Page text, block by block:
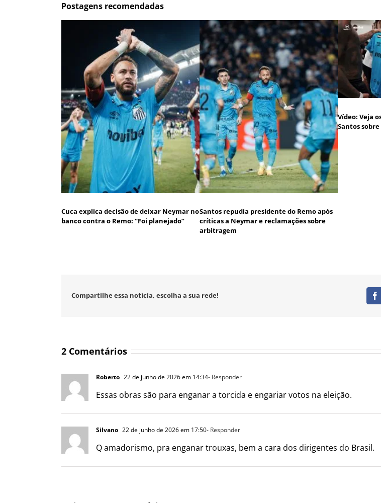
Postagens recomendadas
Cuca explica decisão de deixar Neymar no
banco contra o Remo: “Foi planejado”
Santos repudia presidente do Remo após
críticas a Neymar e reclamações sobre
arbitragem
Vídeo: Veja
Santos
Compartilhe essa notícia, escolha a sua rede!
2 Comentários
Roberto 22 de junho de 2026 em 14:34- Responder
Essas obras são para enganar a torcida e engariar votos na eleição.
Silvano 22 de junho de 2026 em 17:50- Responder
Q amadorismo, pra enganar trouxas, bem a cara dos dirigentes do Brasil.